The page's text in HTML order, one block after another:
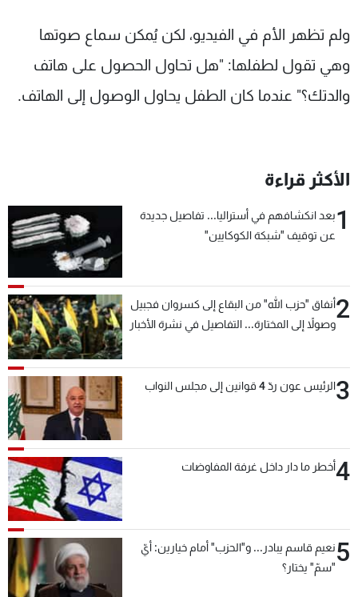
ولم تظهر الأم في الفيديو، لكن يُمكن سماع صوتها
وهي تقول لطفلها: "هل تحاول الحصول على هاتف
والدتك؟" عندما كان الطفل يحاول الوصول إلى الهاتف.
الأكثر قراءة
1بعد انكشافهم في أستراليا... تفاصيل جديدة
عن توقيف "شبكة الكوكايين"
2أنفاق "حزب الله" من البقاع إلى كسروان فجبيل
وصولاً إلى المختارة... التفاصيل في نشرة الأخبار
3الرئيس عون ردّ 4 قوانين إلى مجلس النواب
4أخطر ما دار داخل غرفة المفاوضات
5نعيم قاسم يبادر... و"الحزب" أمام خيارين: أيّ
"سمّ" يختار؟